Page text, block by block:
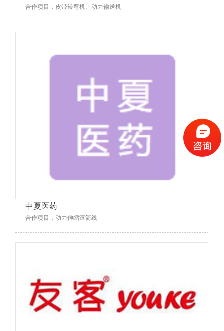
合作项目：皮带转弯机、动力输送机
中夏医药
合作项目：动力伸缩滚筒线